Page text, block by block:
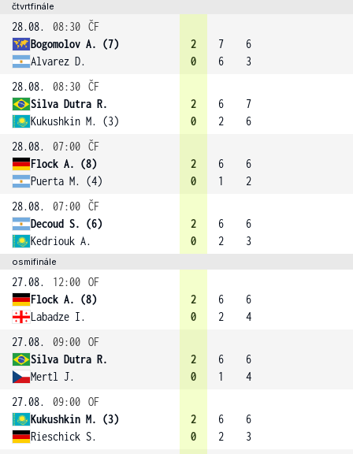
čtvrtfinále
28.08. 08:30 ČF
Bogomolov A. (7)
Alvarez D.
2
0
7
6
6
3
28.08.
08:30 ČF
Silva Dutra R.
Kukushkin M. (3)
2
0
6
2
7
6
28.08.
07:00 ČF
Flock A. (8)
Puerta M. (4)
2
0
6
1
6
2
28.08.
07:00 ČF
Decoud S. (6)
Kedriouk A.
2
0
6
2
6
3
osmifinále
27.08. 12:00 OF
Flock A. (8)
Labadze I.
2
0
6
2
6
4
27.08.
09:00 OF
Silva Dutra R.
Mertl J.
2
0
6
1
6
4
27.08.
09:00 OF
Kukushkin M. (3)
Rieschick S.
2
0
6
2
6
3